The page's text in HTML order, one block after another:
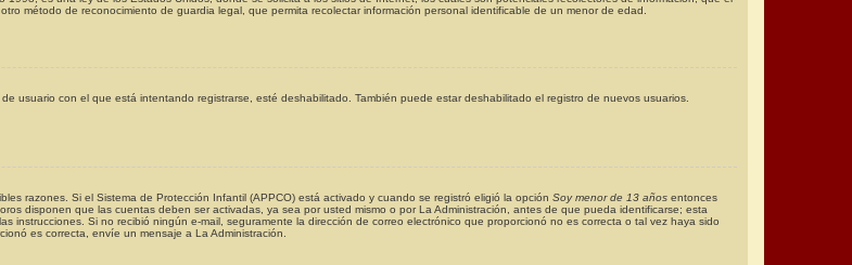
método de reconocimiento de guardia legal, que permita recolectar información personal identificable de un menor de edad.
usuario con el que está intentando registrarse, esté deshabilitado. También puede estar deshabilitado el registro de nuevos usuarios.
razones. Si el Sistema de Protección Infantil (APPCO) está activado y cuando se registró eligió la opción Soy menor de 13 años entonces
disponen que las cuentas deben ser activadas, ya sea por usted mismo o por La Administración, antes de que pueda identificarse; esta
instrucciones. Si no recibió ningún e-mail, seguramente la dirección de correo electrónico que proporcionó no es correcta o tal vez haya sido
es correcta, envíe un mensaje a La Administración.